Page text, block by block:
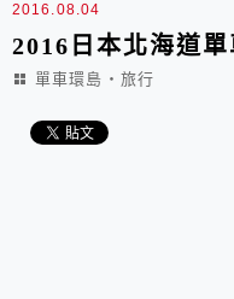
2016.08.04
2016日本北海道
單車環島‧旅行